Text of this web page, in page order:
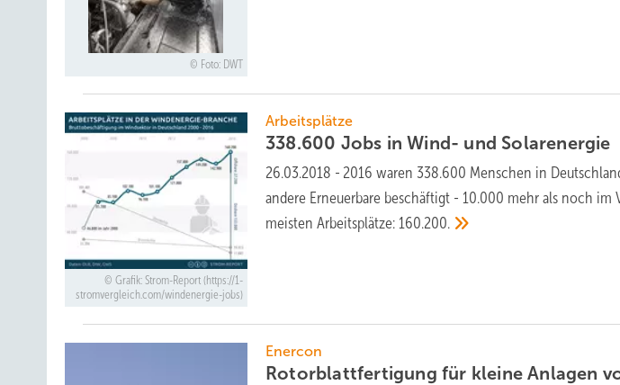
Foto: DWT
Grafik: Strom-Report (https://1-
stromvergleich.com/windenergie-jobs)
Arbeitsplätze
338.600 Jobs in Wind- und Solarenergie
26.03.2018 - 2016 waren 338.600 Menschen in
andere Erneuerbare beschäftigt - 10.000 mehr als noch im
meisten Arbeitsplätze:160.200.
Enercon
Rotorblattfertigung für kleine Anlagen